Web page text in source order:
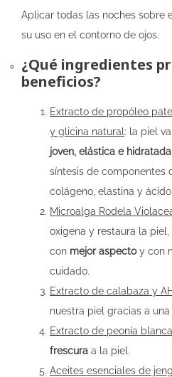
Aplicar todas las noches sobre
su uso en el contorno de ojos.
¿Qué ingredientes
beneficios?
Extracto de propóleo
y glicina natural : la piel
joven, elástica e hidratada
síntesis de componentes
colágeno, elastina y
Microalga Rodela
oxigena y restaura la
con mejor aspectoy con
cuidado.
Extracto de calabaza y
nuestra piel gracias a
Extracto de peonía blanca
frescura a la piel.
Aceites esenciales de